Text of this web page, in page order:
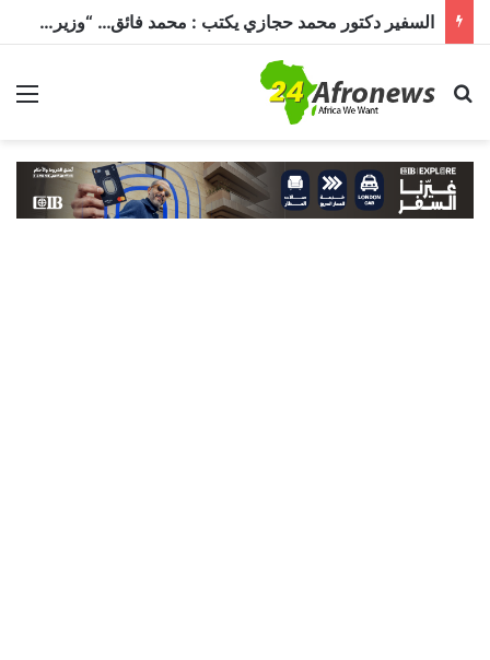
السفير دكتور محمد حجازي يكتب : محمد فائق… “وزير إفريقيا” الذي حمل رسالة القاهرة إلى القارة السمراء
بحث عن